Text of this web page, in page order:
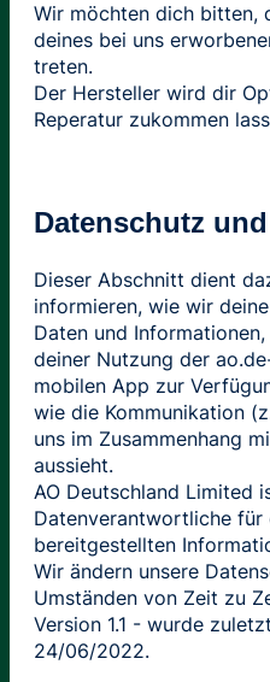
Wir möchten dich bitten,
deines bei uns
treten.
Der Hersteller wird dir
Reperatur zukommen
Datenschutz
Dieser Abschnitt dient
informieren, wie wir
Daten und
deiner Nutzung der
mobilen App zur
wie die Kommunikation
uns im Zusammenhang
aussieht.
AO Deutschland Limited
Datenverantwortliche für
bereitgestellten
Wir ändern unsere
Umständen von Zeit zu
Version 1.1 - wurde
24/06/2022.